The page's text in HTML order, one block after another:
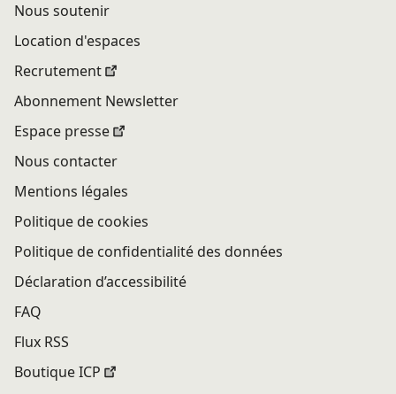
Nous soutenir
Location d'espaces
Recrutement
Abonnement Newsletter
Espace presse
Nous contacter
Mentions légales
Politique de cookies
Politique de confidentialité des données
Déclaration d’accessibilité
FAQ
Flux RSS
Boutique ICP